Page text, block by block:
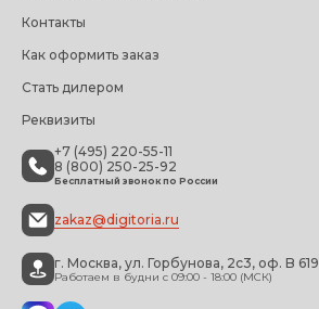
+7 (495) 220-55-11
8 (800) 250-25-92
Бесплатный звонок по России
zakaz@digitoria.ru
г. Москва, ул. Горбунова, 2с3, оф. B 619
Работаем в будни с 09:00 - 18:00 (МСК)
Контакты
Как оформить заказ
Стать дилером
Реквизиты